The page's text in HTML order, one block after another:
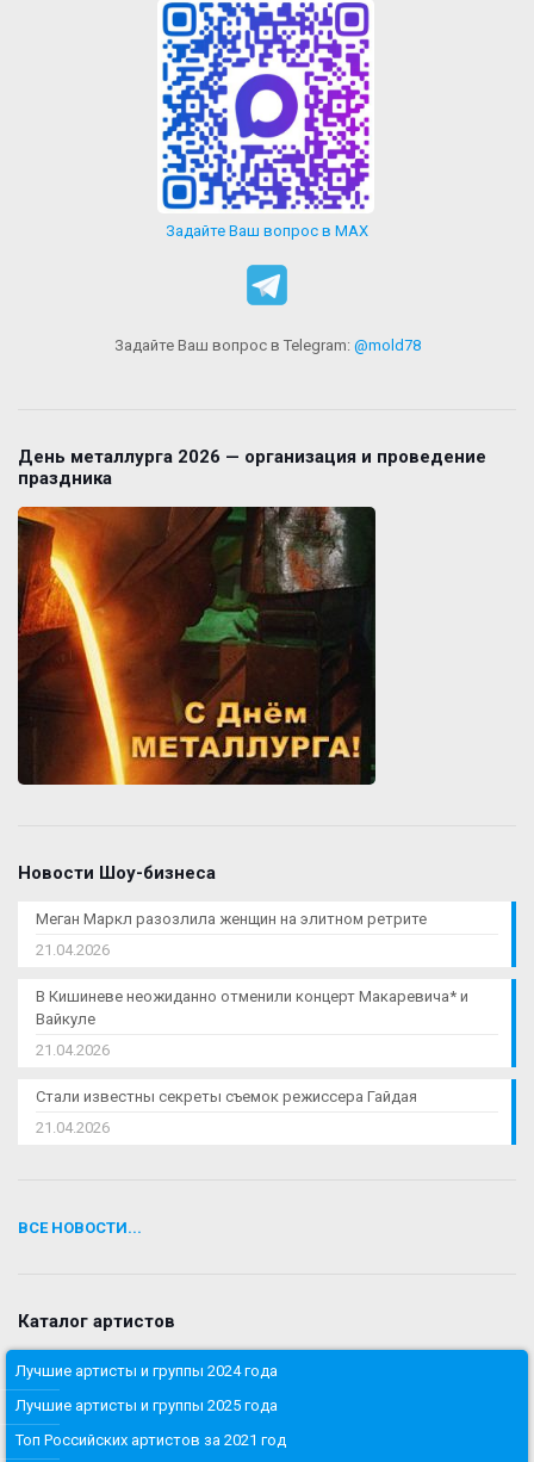
Задайте Ваш вопрос в MAX
Задайте Ваш вопрос в Telegram: @mold78
День металлурга 2026 — организация и проведение
праздника
Новости Шоу-бизнеса
Меган Маркл разозлила женщин на элитном ретрите
21.04.2026
В Кишиневе неожиданно отменили концерт Макаревича* и
Вайкуле
21.04.2026
Стали известны секреты съемок режиссера Гайдая
21.04.2026
ВСЕ НОВОСТИ...
Каталог артистов
Лучшие артисты и группы 2024 года
Лучшие артисты и группы 2025 года
Топ Российских артистов за 2021 год